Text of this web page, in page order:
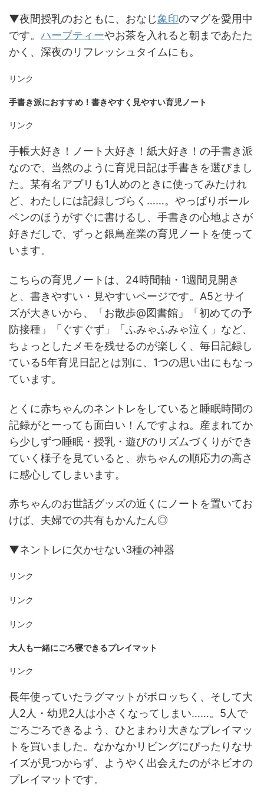
▼夜間授乳のおともに、おなじ象印のマグを愛用中
です。 ハーブティーやお茶を入れると朝まであたた
かく、深夜のリフレッシュタイムにも。
リンク
手書き派におすすめ！書きやすく見やすい育児ノート
リンク
手帳大好き！ノート大好き！紙大好き！の手書き派
なので、当然のように育児日記は手書きを選びまし
た。某有名アプリも1人めのときに使ってみたけれ
ど、わたしには記録しづらく……。やっぱりボール
ペンのほうがすぐに書けるし、手書きの心地よさが
好きだしで、ずっと銀鳥産業の育児ノートを使って
います。
こちらの育児ノートは、24時間軸・1週間見開き
と、書きやすい・見やすいページです。A5とサイ
ズが大きいから、「お散歩@図書館」「初めての予
防接種」「ぐすぐず」「ふみゃふみゃ泣く」など、
ちょっとしたメモを残せるのが楽しく、毎日記録し
ている5年育児日記とは別に、1つの思い出にもなっ
ています。
とくに赤ちゃんのネントレをしていると睡眠時間の
記録がとーっても面白い！んですよね。産まれてか
ら少しずつ睡眠・授乳・遊びのリズムづくりができ
ていく様子を見ていると、赤ちゃんの順応力の高さ
に感心してしまいます。
赤ちゃんのお世話グッズの近くにノートを置いてお
けば、夫婦での共有もかんたん◎
▼ネントレに欠かせない3種の神器
リンク
リンク
リンク
大人も一緒にごろ寝できるプレイマット
リンク
長年使っていたラグマットがボロッちく、そして大
人2人・幼児2人は小さくなってしまい……。5人で
ごろごろできるよう、ひとまわり大きなプレイマッ
トを買いました。なかなかリビングにぴったりなサ
イズが見つからず、ようやく出会えたのがネビオの
プレイマットです。